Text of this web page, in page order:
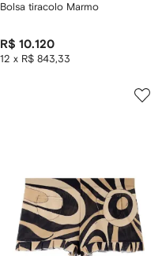
Bolsa tiracolo Marmo
R$ 10.120
12 x R$ 843,33